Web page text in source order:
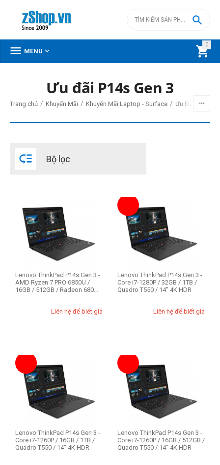
0


 MENU 
Intel Core i5 12th
Intel Core i7 12th
Kích cỡ màn hình
14 inch
Business
Văn phòng
Workstation
Ổ cứng SSD
512GB
1TB
Ưu đãi P14s Gen 3
Trang chủ / Khuyến Mãi / Khuyến Mãi Laptop - Surface / Ưu Đãi Lenovo
 Bộ lọc
Lenovo ThinkPad P14s Gen 3 -
AMD Ryzen 7 PRO 6850U /
16GB / 512GB / Radeon 680M
Liên hệ để biết giá
Lenovo ThinkPad P14s Gen 3 -
Core i7-1280P / 32GB / 1TB /
Quadro T550 / 14" 4K HDR
Liên hệ để biết giá
Lenovo ThinkPad P14s Gen 3 -
Core i7-1260P / 16GB / 1TB /
Quadro T550 / 14" 4K HDR
Lenovo ThinkPad P14s Gen 3 -
Core i7-1260P / 16GB / 512GB /
Quadro T550 / 14" 4K HDR